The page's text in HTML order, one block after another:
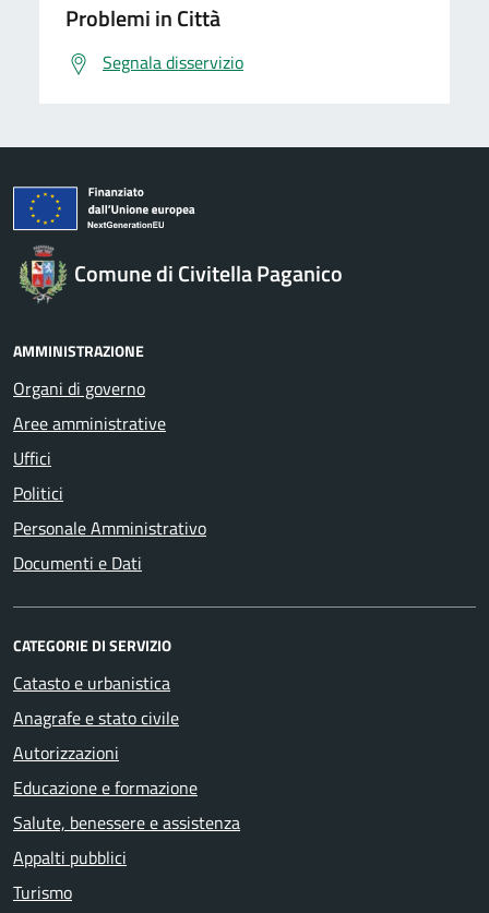
Problemi in Città
Segnala disservizio
Comune di Civitella Paganico
AMMINISTRAZIONE
Organi di governo
Aree amministrative
Uffici
Politici
Personale Amministrativo
Documenti e Dati
CATEGORIE DI SERVIZIO
Catasto e urbanistica
Anagrafe e stato civile
Autorizzazioni
Educazione e formazione
Salute, benessere e assistenza
Appalti pubblici
Turismo